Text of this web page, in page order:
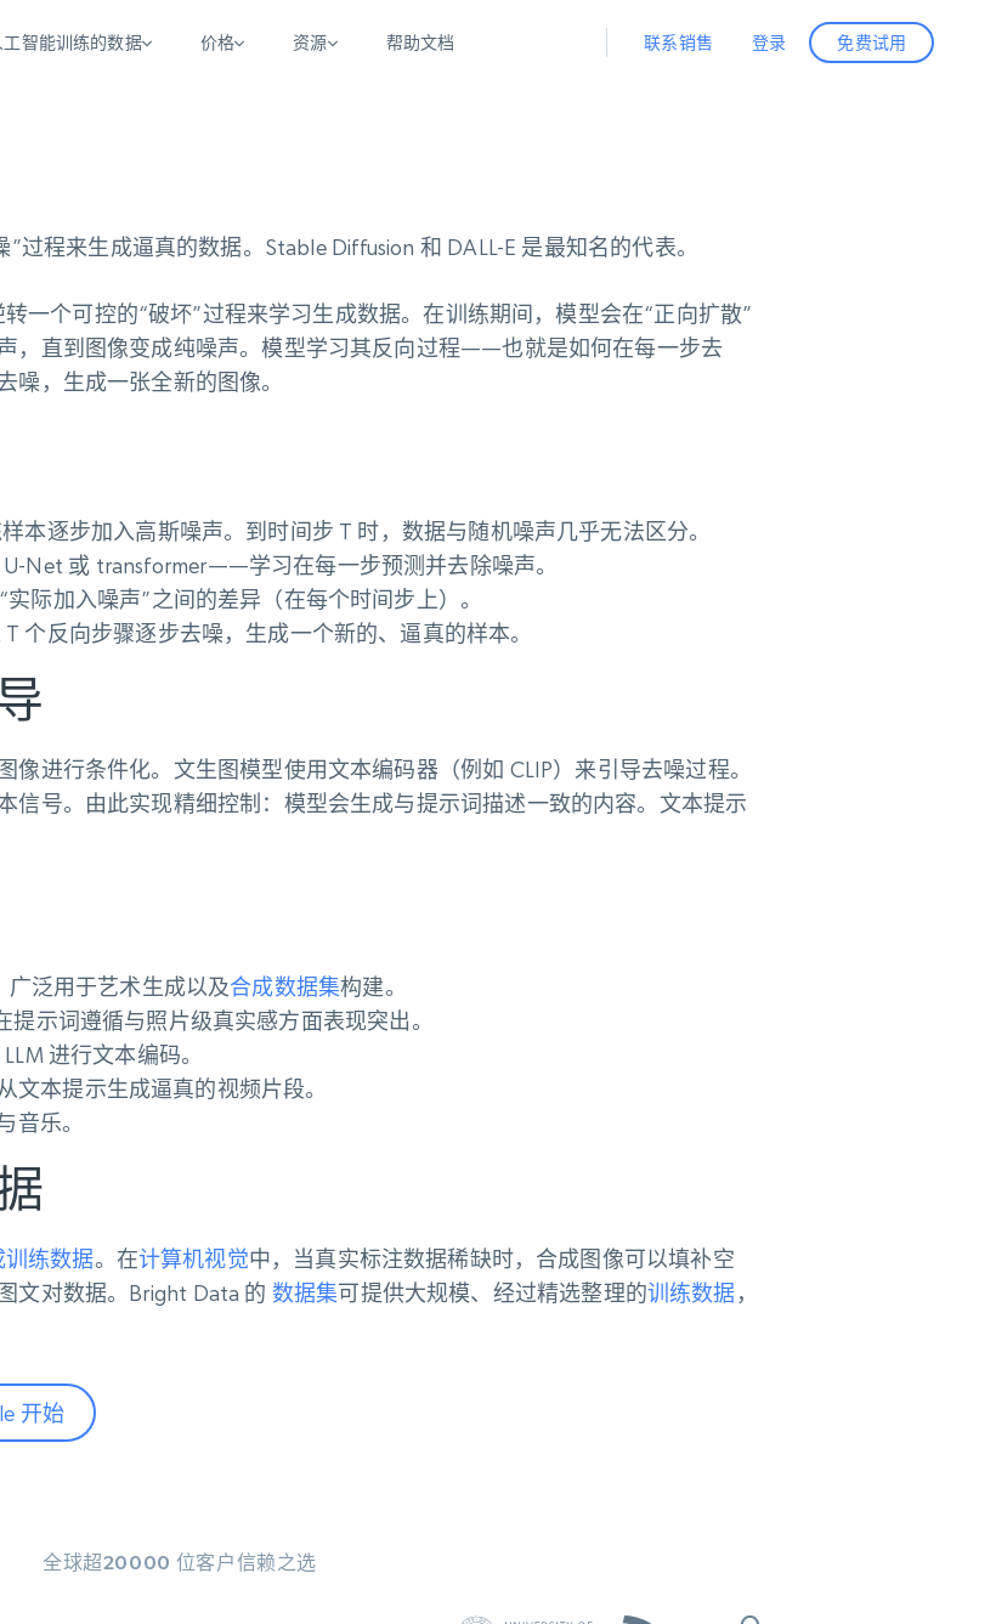
领英 电商 社交媒体 ChatGPT
数据集
来自 600+ 个域名的预收集数据
领英 电商 社交媒体 房地产
企业级数据服务
Deep Lookup 测试版
在海量级网页数据上运行复杂
静态ISP代理
130万+ 超高速静态住宅代理
工智能训练的数据
智能体浏览器
亮数据 MCP 免费
站式工具包，全面解锁网页
演示智能体
集成
价格
爬虫工作室定价
起价
数据集
起价
$250/100K 记录条
缓存速递
起价
托管式数据
数据中心代理
起价
$0.9/IP
资源
频
联盟推荐
Bright SDK
帮助文档 登录
联系销售 免费试用
过程来生成逼真的数据。Stable Diffusion 和 DALL-E 是最知名的代表。
一个可控的“破坏”过程来学习生成数据。在训练期间，模型会在“正向扩散”
，直到图像变成纯噪声。模型学习其反向过程——也就是如何在每一步去
噪，生成一张全新的图像。
本逐步加入高斯噪声。到时间步 T 时，数据与随机噪声几乎无法区分。
Net 或 transformer——学习在每一步预测并去除噪声。
际加入噪声”之间的差异（在每个时间步上）。
个反向步骤逐步去噪，生成一个新的、逼真的样本。
进行条件化。文生图模型使用文本编码器（例如 CLIP）来引导去噪过程。
信号。由此实现精细控制：模型会生成与提示词描述一致的内容。文本提示
广泛用于艺术生成以及合成数据集构建。
提示词遵循与照片级真实感方面表现突出。
进行文本编码。
文本提示生成逼真的视频片段。
音乐。
训练数据。在计算机视觉中，当真实标注数据稀缺时，合成图像可以填补空
文对数据。Bright Data 的 数据集可提供大规模、经过精选整理的训练数据，
开始
全球超20000 位客户信赖之选